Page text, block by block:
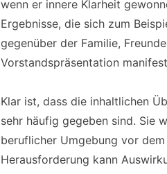
wenn er innere Klarheit
Ergebnisse, die sich zum
gegenüber der Familie,
Vorstandspräsentation
Klar ist, dass die inhaltlichen
sehr häufig gegeben sind. Sie
beruflicher Umgebung vor
Herausforderung kann